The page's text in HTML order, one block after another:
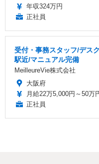
年収324万円
正社員
受付・事務スタッフ/デス
駅近/マニュアル完備
MeilleureVie株式会社
大阪府
月給22万5,000円～50万
正社員